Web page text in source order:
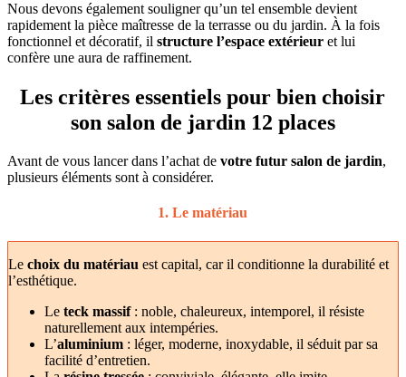
Nous devons également souligner qu’un tel ensemble devient
rapidement la pièce maîtresse de la terrasse ou du jardin. À la fois
fonctionnel et décoratif, il structure l’espace extérieur et lui
confère une aura de raffinement.
Les critères essentiels pour bien choisir
son salon de jardin 12 places
Avant de vous lancer dans l’achat de votre futur salon de jardin,
plusieurs éléments sont à considérer.
1. Le matériau
Le choix du matériau est capital, car il conditionne la durabilité et
l’esthétique.
Le teck massif: noble, chaleureux, intemporel, il résiste
naturellement aux intempéries.
L’aluminium : léger, moderne, inoxydable, il séduit par sa
facilité d’entretien.